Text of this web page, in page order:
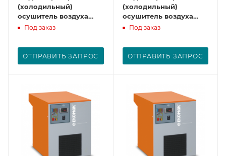
(холодильный)
осушитель воздуха
CDX840
Под заказ
ОТПРАВИТЬ ЗАПРОС
(холодильный)
осушитель воздуха
CAD 6
Под заказ
ОТПРАВИТЬ ЗАПРОС